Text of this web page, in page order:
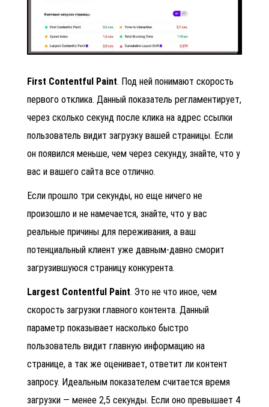
First Contentful Paint. Под ней понимают скорость
первого отклика. Данный показатель регламентирует,
через сколько секунд после клика на адрес ссылки
пользователь видит загрузку вашей страницы. Если
он появился меньше, чем через секунду, знайте, что у
вас и вашего сайта все отлично.
Если прошло три секунды, но еще ничего не
произошло и не намечается, знайте, что у вас
реальные причины для переживания, а ваш
потенциальный клиент уже давным-давно сморит
загрузившуюся страницу конкурента.
Largest Contentful Paint. Это не что иное, чем
скорость загрузки главного контента. Данный
параметр показывает насколько быстро
пользователь видит главную информацию на
странице, а так же оценивает, ответит ли контент
запросу. Идеальным показателем считается время
загрузки — менее 2,5 секунды. Если оно превышает 4